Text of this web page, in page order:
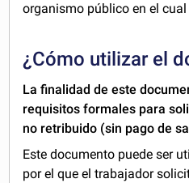
organismo público en el
¿Cómo utilizar el
La finalidad de este
requisitos formales para
no retribuido (sin pago de
Este documento puede ser
por el que el trabajador